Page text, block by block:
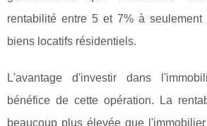
rentabilité entre 5 et 7% à
biens locatifs résidentiels.
L'avantage d'investir dans
bénéfice de cette opération. La
beaucoup plus élevée que